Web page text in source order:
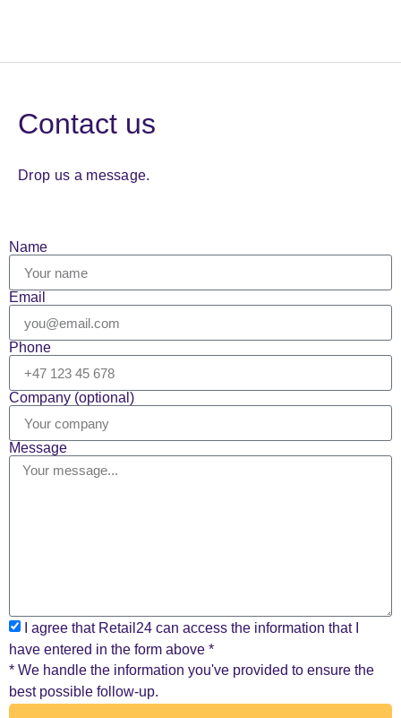
Contact us
Drop us a message.
Name
Email
Phone
Company (optional)
Message
I agree that Retail24 can access the information that I
have entered in the form above *
* We handle the information you've provided to ensure the
best possible follow-up.